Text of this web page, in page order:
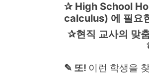
✰ High School
calculus) 에 필요
✰현직 교사의 맞
✎ 또! 이런 학생을